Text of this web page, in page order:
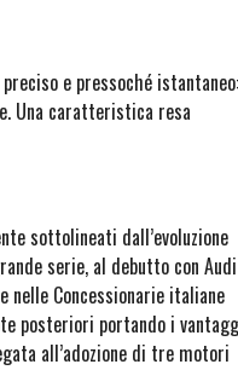
e pressoché istantaneo:
Una caratteristica resa
sottolineati dall’evoluzione
serie, al debutto con Audi
Concessionarie italiane
posteriori portando i
all’adozione di tre motori